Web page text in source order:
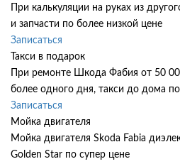
При калькуляции на руках из
и запчасти по более низкой цене
Записаться
Такси в подарок
При ремонте Шкода Фабия от 50
более одного дня, такси до дома
Записаться
Мойка двигателя
Мойка двигателя Skoda Fabia
Golden Star по супер цене